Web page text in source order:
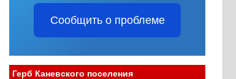
Сообщить о проблеме
Герб Каневского поселения